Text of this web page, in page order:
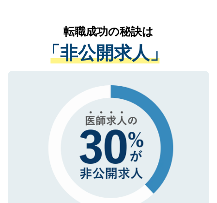
は、個人情報の取り扱いについての厳密な
管理基準を満たした事業者のみに付与され
る、プライバシーマークを取得済みです。
で、機密保持に関してもご安心ください。
かがいして、現在の医療機関の状況や紹介
経験をまじえながら、適切なアドバイスを
させていただきます。すぐにご転職をされ
ない方には、長期的なサポートが可能です
ので、まずはご登録ください。
転職成功の秘訣は
「非公開求人」